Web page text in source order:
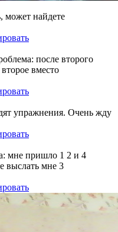
может найдете
после второго
вместо
упражнения. Очень жду
мне пришло 1 2 и 4
выслать мне 3